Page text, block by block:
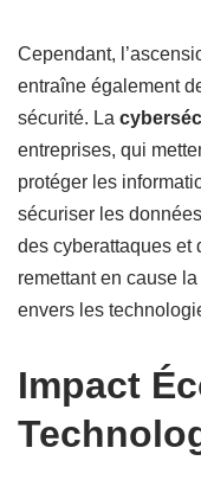
Cependant,
entraîne également
sécurité. La
entreprises, qui
protéger les
sécuriser les
des cyberattaques et
remettant en cause
envers les
Impact